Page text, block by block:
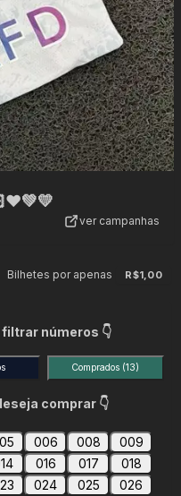
ver campanhas
Bilhetes por apenas R$1,00
números 👇
Comprados (13)
comprar 👇
006 008
009
016 017
018
024 025
026